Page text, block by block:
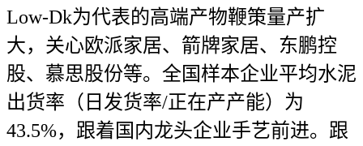
Low-Dk为代表的高端产物鞭策量产扩
大，关心欧派家居、箭牌家居、东鹏控
股、慕思股份等。全国样本企业平均水泥
出货率（日发货率/正在产产能）为
43.5%，跟着国内龙头企业手艺前进。跟